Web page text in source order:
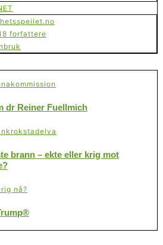
forfattere
dr Reiner Fuellmich
brann – ekte eller krig mot